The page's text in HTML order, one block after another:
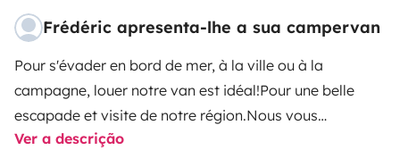
Frédéric apresenta-lhe a sua campervan
Pour s'évader en bord de mer, à la ville ou à la
campagne, louer notre van est idéal!Pour une belle
escapade et visite de notre région.Nous vous
conseillons de le choisir pour partir en couple avec
Ver a descrição